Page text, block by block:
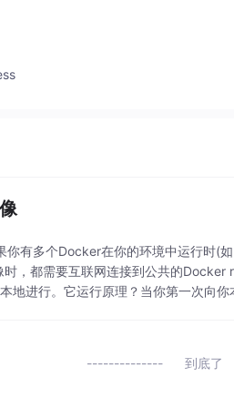
有多个Docker在你的环境中运行时(
，都需要互联网连接到公共的
地进行。它运行原理？当你第一次向
到底了